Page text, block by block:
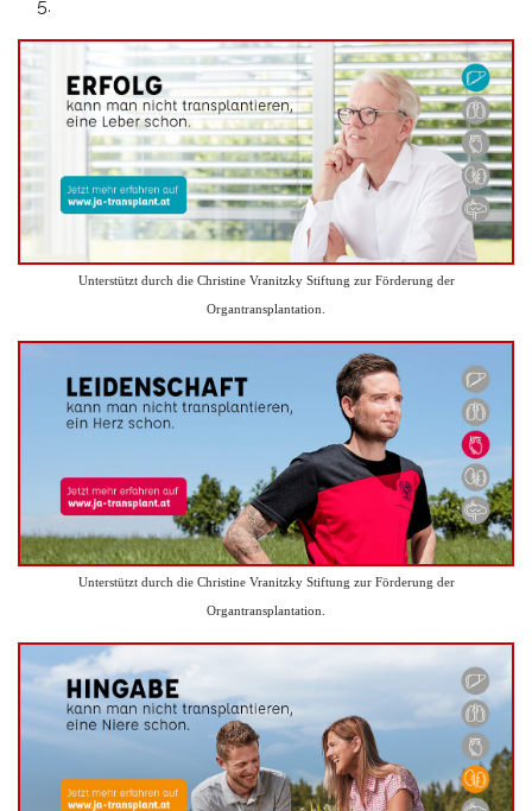
Unterstützt durch die Christine Vranitzky Stiftung zur Förderung der
Organtransplantation.
Unterstützt durch die Christine Vranitzky Stiftung zur Förderung der
Organtransplantation.